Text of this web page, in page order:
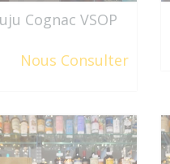
Cognac VSOP
Nous Consulter